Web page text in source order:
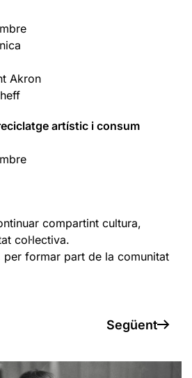
Akron
artístic i consum
compartint cultura,
col·lectiva.
per formar part de la comunitat
Següent